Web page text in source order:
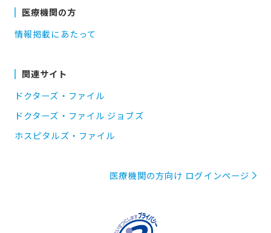
医療機関の方
情報掲載にあたって
関連サイト
ドクターズ・ファイル
ドクターズ・ファイル ジョブズ
ホスピタルズ・ファイル
医療機関の方向け ログインページ